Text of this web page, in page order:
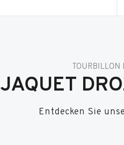
JAQUET
Entdecken Sie